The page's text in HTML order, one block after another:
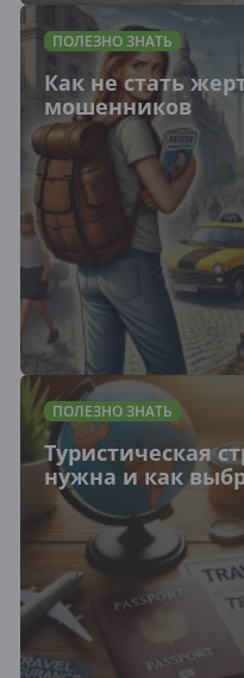
ПОЛЕЗНО ЗНАТЬ
Как не стать
мошенников
ПОЛЕЗНО ЗНАТЬ
Туристическая
нужна и как